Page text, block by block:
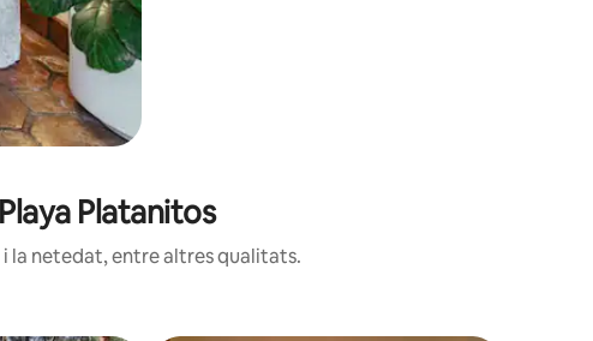
Platanitos
la netedat, entre altres qualitats.